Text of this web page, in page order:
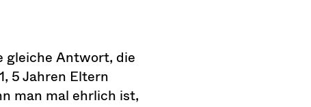
gleiche Antwort, die
5 Jahren Eltern
man mal ehrlich ist,